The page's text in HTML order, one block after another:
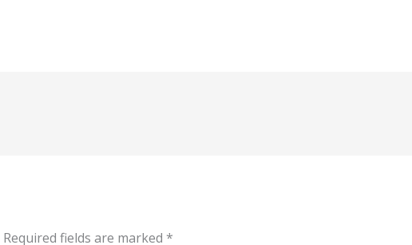
Required fields are marked *